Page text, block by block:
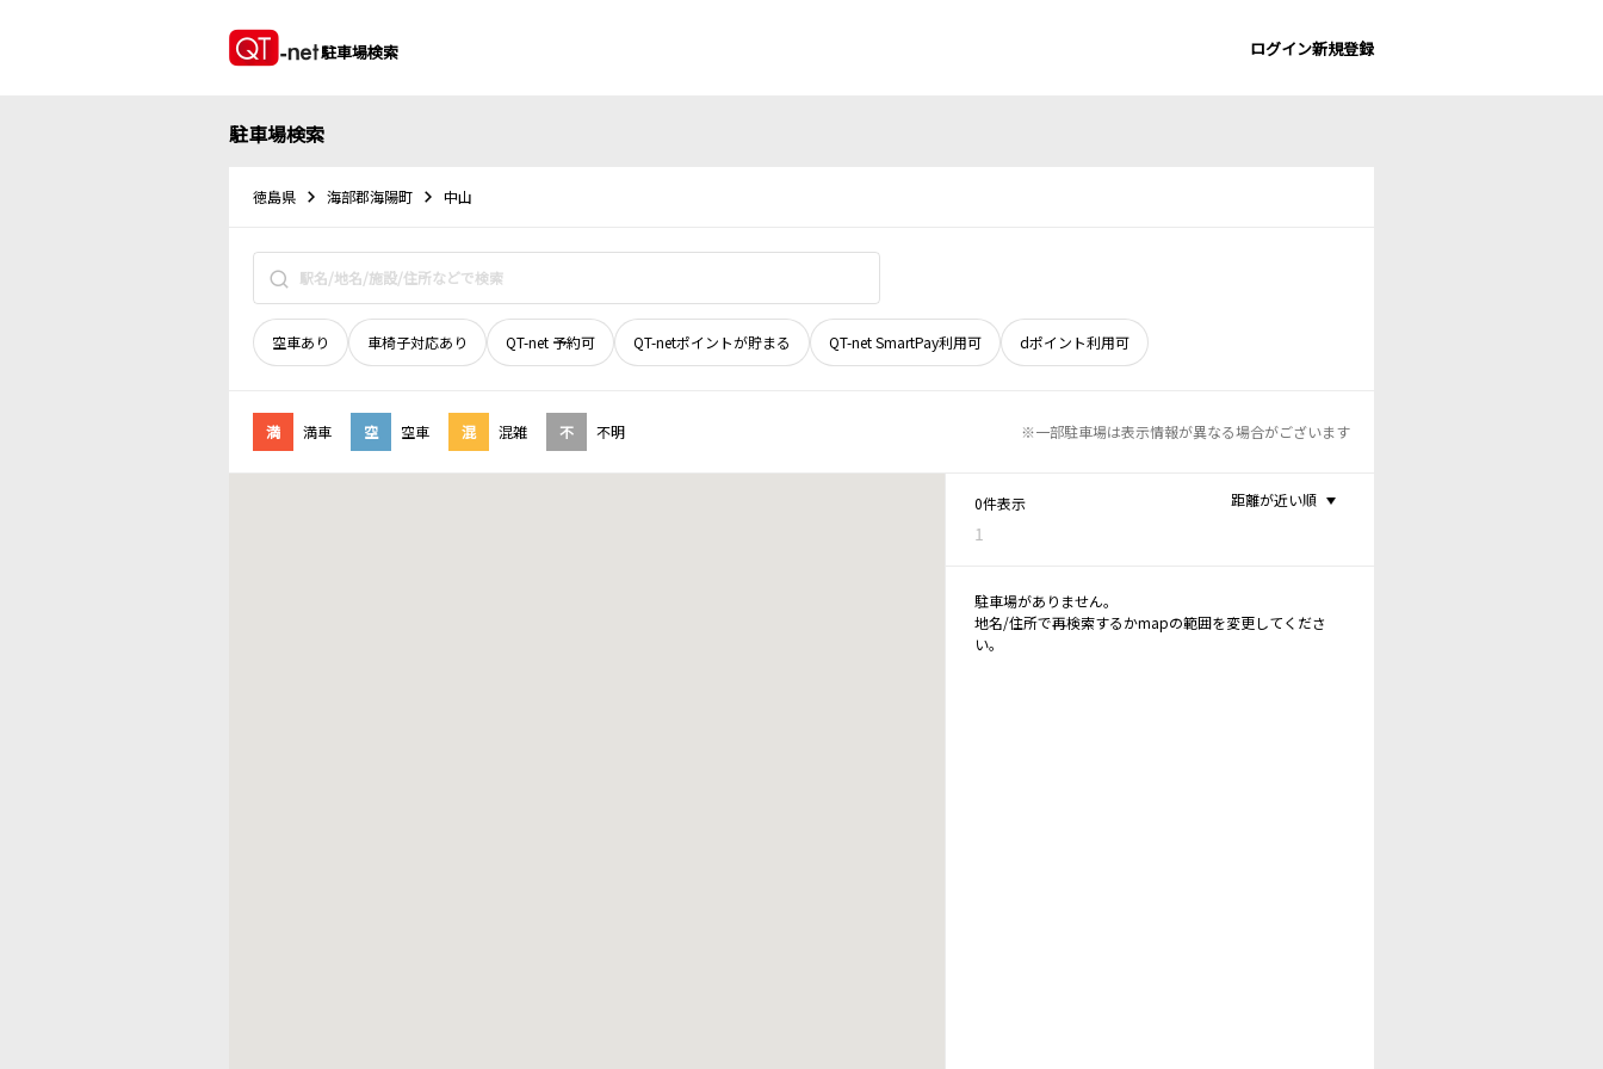
駐車場検索 ログイン新規登録
駐車場検索
徳島県 海部郡海陽町 中山
空車あり 車椅子対応あり QT-net 予約可 QT-netポイントが貯まる QT-net SmartPay利用可 dポイント利用可
満 満車 空 空車 混 混雑 不 不明 ※一部駐車場は表示情報が異なる場合がございます
0件表示
1
距離が近い順
駐車場がありません。
地名/住所で再検索するかmapの範囲を変更してくださ
い。